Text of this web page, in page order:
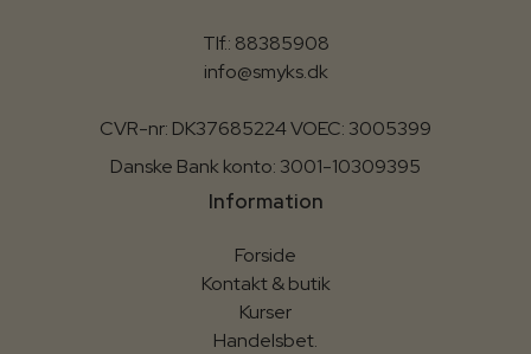
Tlf.: 88385908
info@smyks.dk
CVR-nr: DK37685224 VOEC: 3005399
Danske Bank konto: 3001-10309395
Information
Forside
Kontakt & butik
Kurser
Handelsbet.